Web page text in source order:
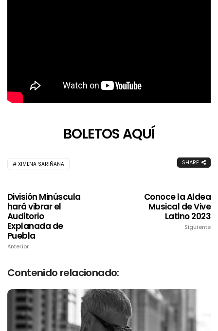
BOLETOS AQUÍ
XIMENA SARIÑANA SHARE
División Minúscula
hará vibrar el
Auditorio
Explanada de
Puebla
Anterior
Conoce la Aldea
Musical de Vive
Latino 2023
Siguiente
Contenido relacionado: